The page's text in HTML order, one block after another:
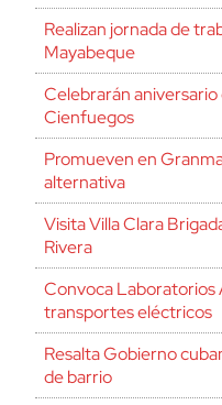
Realizan jornada de
Mayabeque
Celebrarán aniversario
Cienfuegos
Promueven en
alternativa
Visita Villa Clara
Rivera
Convoca Laboratorios
transportes eléctricos
Resalta Gobierno
de barrio